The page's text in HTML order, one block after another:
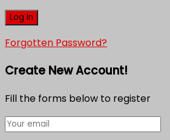
Forgotten Password?
Create New Account!
Fill the forms below to register